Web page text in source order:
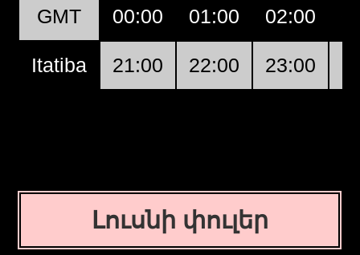
GMT 00:00 01:00 02:00
Itatiba 21:00 22:00 23:00
Լուսնի փուլեր